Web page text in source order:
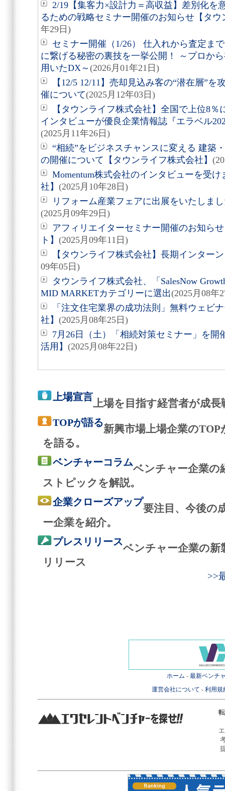
2/19【集客力×設計力＝高収益】差別化を
るための戦略セミナー開催のお知らせ【タ
年29日)
セミナー開催（1/26） 仕入れから査定ま
に繋げる秘密の裏技を一挙公開！ ～プロか
用いたDX～ (2026月01年21日)
【12/5 12/11】売却見込み客の“潜在層”
催について(2025月12年03日)
【タウンライフ株式会社】全国で上位8
インタビューが優良企業情報誌『エラベル
(2025月11年26日)
“相続”をビジネスチャンスに変える 建築
の開催について【タウンライフ株式会社】
Momentum株式会社のインタビューを受
社】 (2025月10年28日)
リフォーム産業フェアに出展をいたしま
(2025月09年29日)
アフィリエイターセミナー開催のお知ら
ト】 (2025月09年11日)
【タウンライフ株式会社】長期インター
09年05日)
タウンライフ株式会社、「SalesNow
MID MARKETカテゴリーに選出(2025月08年
「注文住宅業界の成功法則」無料ウェビ
社】 (2025月08年25日)
7月26日（土）「相続対策セミナー」を開
活用】 (2025月08年22日)
上場宣言
上場を目指す経営者が成
TOPが語る
新興市場上場企業の
を語る。
ベンチャーコラム
ベンチャー企業の
ストピックを解説。
企業クローズアップ
要注目、今後の
ー企業を紹介。
プレスリリース
ベンチャー企業の新
リリース
>>
ホーム - 最新ベンチ
運営会社について - 利用規